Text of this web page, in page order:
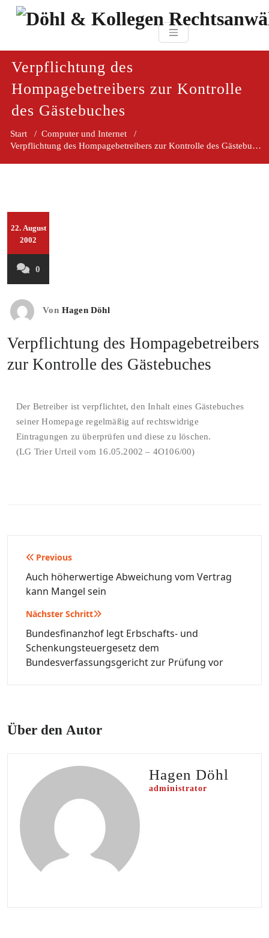
Zum
Döhl & Kollegen
Verpflichtung des
Hompagebetreibers zur Kontrolle
des Gästebuches
Start / Computer und Internet /
Verpflichtung des Hompagebetreibers zur Kontrolle des Gästebuches
22. August
2002
0
Von Hagen Döhl
Verpflichtung des Hompagebetreibers
zur Kontrolle des Gästebuches
Der Betreiber ist verpflichtet, den Inhalt eines Gästebuches
seiner Homepage regelmäßig auf rechtswidrige
Eintragungen zu überprüfen und diese zu löschen.
(LG Trier Urteil vom 16.05.2002 – 4O106/00)
Beitragsnavigation
Previous
Auch höherwertige Abweichung vom Vertrag
kann Mangel sein
Nächster Schritt
Bundesfinanzhof legt Erbschafts- und
Schenkungsteuergesetz dem
Bundesverfassungsgericht zur Prüfung vor
Über den Autor
Hagen Döhl
administrator